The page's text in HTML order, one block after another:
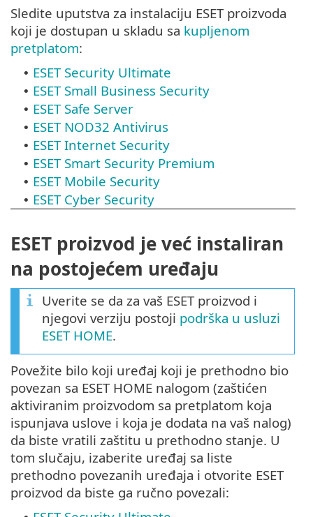
Sledite uputstva za instalaciju ESET proizvoda
koji je dostupan u skladu sa kupljenom
pretplatom:
• ESET Security Ultimate
• ESET Small Business Security
• ESET Safe Server
• ESET NOD32 Antivirus
• ESET Internet Security
• ESET Smart Security Premium
• ESET Mobile Security
• ESET Cyber Security
ESET proizvod je već instaliran
na postojećem uređaju
Uverite se da za vaš ESET proizvod i
njegovi verziju postoji podrška u usluzi
ESET HOME.
Povežite bilo koji uređaj koji je prethodno bio
povezan sa ESET HOME nalogom (zaštićen
aktiviranim proizvodom sa pretplatom koja
ispunjava uslove i koja je dodata na vaš nalog)
da biste vratili zaštitu u prethodno stanje. U
tom slučaju, izaberite uređaj sa liste
prethodno povezanih uređaja i otvorite ESET
proizvod da biste ga ručno povezali: